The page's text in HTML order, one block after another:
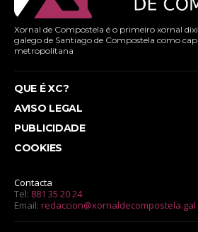
Xornal de Compostela é o primeiro xornal
galego de Santiago de Compostela como
metropolitana
QUE É XC?
AVISO LEGAL
PUBLICIDADE
COOKIES
Contacta
Tel: 881 35 20 24
Email: redaccion@xornaldecompostela.gal